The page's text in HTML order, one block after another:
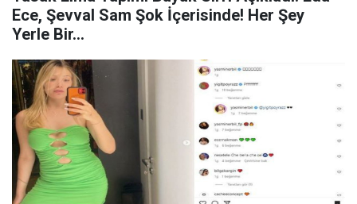
Ece, Şevval Sam Şok İçerisinde! Her Şey
Yerle Bir…